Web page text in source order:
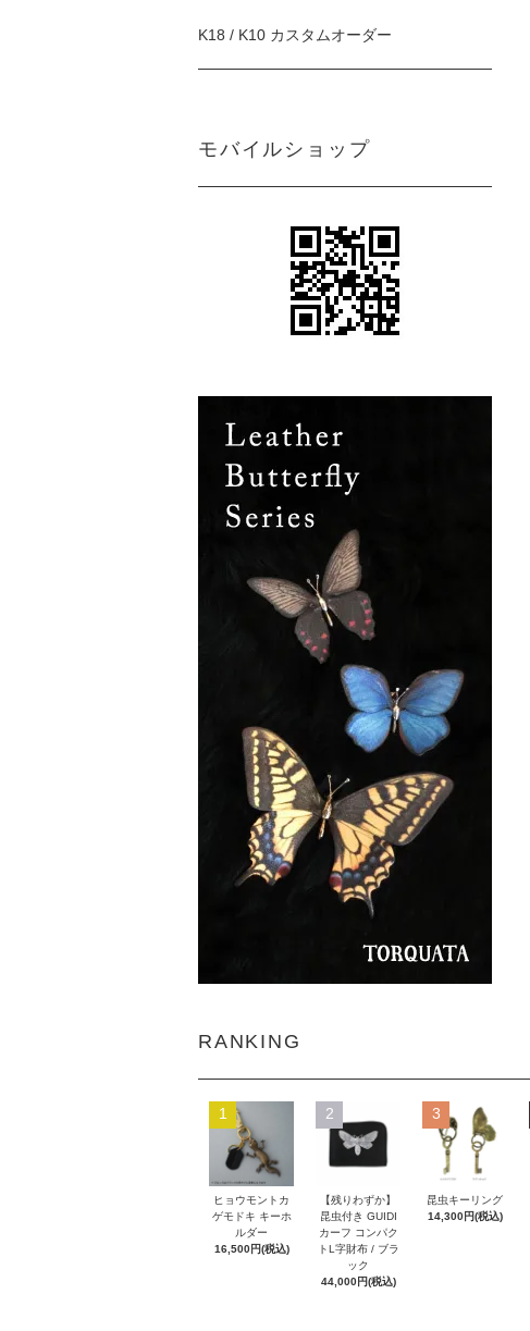
K18 / K10 カスタムオーダー
モバイルショップ
RANKING
1
ヒョウモントカ
ゲモドキ キーホ
ルダー
16,500円(税込)
2
【残りわずか】
昆虫付き GUIDI
カーフ コンパク
トL字財布 / ブラ
ック
44,000円(税込)
3
昆虫キーリング
14,300円(税込)